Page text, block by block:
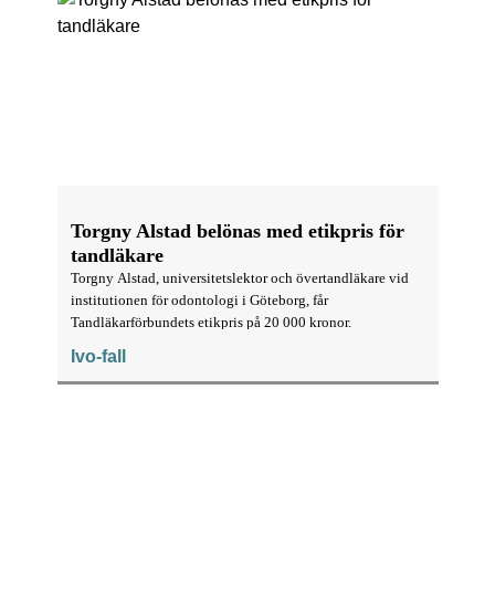
Torgny Alstad belönas med etikpris för
tandläkare
Torgny Alstad, universitetslektor och övertandläkare vid
institutionen för odontologi i Göteborg, får
Tandläkarförbundets etikpris på 20 000 kronor.
Ivo-fall